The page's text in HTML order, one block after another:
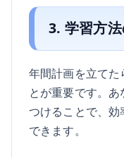
3. 学習方
年間計画を立てた
とが重要です。
つけることで、
できます。